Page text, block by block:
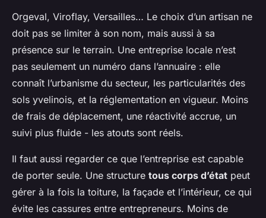
Orgeval, Viroflay, Versailles… Le choix d’un artisan ne
doit pas se limiter à son nom, mais aussi à sa
présence sur le terrain. Une entreprise locale n’est
pas seulement un numéro dans l’annuaire : elle
connaît l’urbanisme du secteur, les particularités des
sols yvelinois, et la réglementation en vigueur. Moins
de frais de déplacement, une réactivité accrue, un
suivi plus fluide - les atouts sont réels.
Il faut aussi regarder ce que l’entreprise est capable
de porter seule. Une structure tous corps d’état peut
gérer à la fois la toiture, la façade et l’intérieur, ce qui
évite les cassures entre entrepreneurs. Moins de